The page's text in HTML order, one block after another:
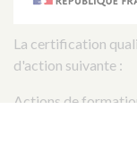
La certification
d'action suivante :
Actions de